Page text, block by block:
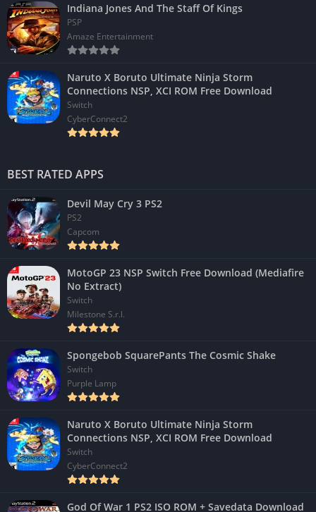
Indiana Jones And The Staff Of Kings
PSP
Amaze Entertainment
Naruto X Boruto Ultimate Ninja Storm
Connections NSP, XCI ROM Free Download
Switch
CyberConnect2
BEST RATED APPS
Devil May Cry 3 PS2
PS2
Capcom
MotoGP 23 NSP Switch Free Download (Mediafire
No Extract)
Switch
Milestone S.r.l.
Spongebob SquarePants The Cosmic Shake
Switch
Purple Lamp
Naruto X Boruto Ultimate Ninja Storm
Connections NSP, XCI ROM Free Download
Switch
CyberConnect2
God Of War 1 PS2 ISO ROM + Savedata Download